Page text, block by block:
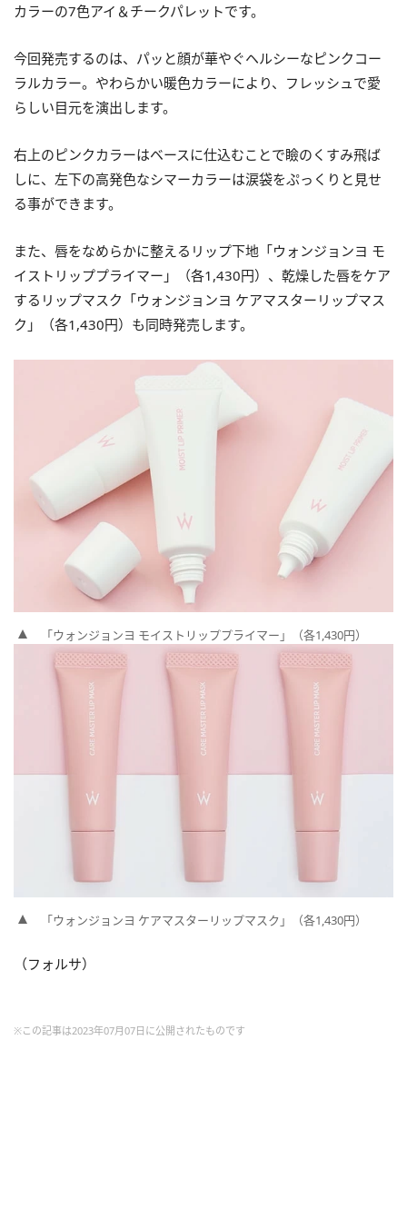
カラーの7色アイ＆チークパレットです。
今回発売するのは、パッと顔が華やぐヘルシーなピンクコー
ラルカラー。やわらかい暖色カラーにより、フレッシュで愛
らしい目元を演出します。
右上のピンクカラーはベースに仕込むことで瞼のくすみ飛ば
しに、左下の高発色なシマーカラーは涙袋をぷっくりと見せ
る事ができます。
また、唇をなめらかに整えるリップ下地「ウォンジョンヨ モ
イストリッププライマー」（各1,430円）、乾燥した唇をケア
するリップマスク「ウォンジョンヨ ケアマスターリップマス
ク」（各1,430円）も同時発売します。
「ウォンジョンヨ モイストリッププライマー」（各1,430円）
「ウォンジョンヨ ケアマスターリップマスク」（各1,430円）
（フォルサ）
※この記事は2023年07月07日に公開されたものです